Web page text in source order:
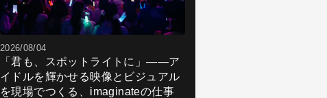
2026/08/04
「君も、スポットライトに」――ア
イドルを輝かせる映像とビジュアル
を現場でつくる、imaginateの仕事